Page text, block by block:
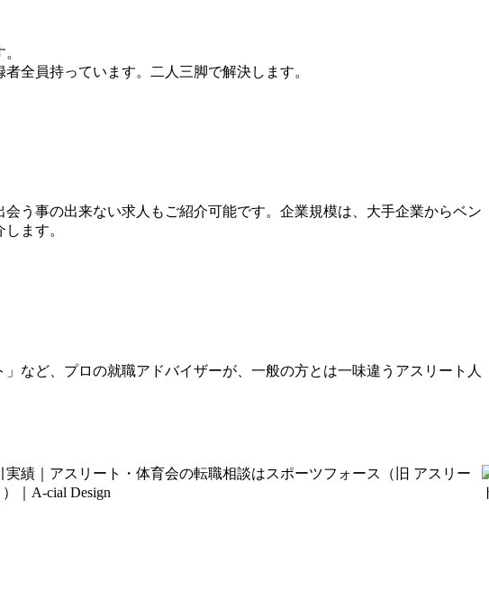
全員持っています。二人三脚で解決します。
う事の出来ない求人もご紹介可能です。企業規模は、大手企業からベン
ます。
など、プロの就職アドバイザーが、一般の方とは一味違うアスリート人